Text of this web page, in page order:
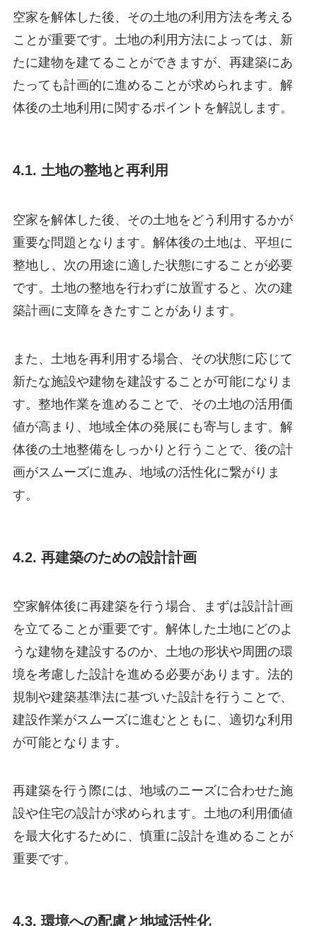
空家を解体した後、その土地の利用方法を考える
ことが重要です。土地の利用方法によっては、新
たに建物を建てることができますが、再建築にあ
たっても計画的に進めることが求められます。解
体後の土地利用に関するポイントを解説します。
4.1. 土地の整地と再利用
空家を解体した後、その土地をどう利用するかが
重要な問題となります。解体後の土地は、平坦に
整地し、次の用途に適した状態にすることが必要
です。土地の整地を行わずに放置すると、次の建
築計画に支障をきたすことがあります。
また、土地を再利用する場合、その状態に応じて
新たな施設や建物を建設することが可能になりま
す。整地作業を進めることで、その土地の活用価
値が高まり、地域全体の発展にも寄与します。解
体後の土地整備をしっかりと行うことで、後の計
画がスムーズに進み、地域の活性化に繋がりま
す。
4.2. 再建築のための設計計画
空家解体後に再建築を行う場合、まずは設計計画
を立てることが重要です。解体した土地にどのよ
うな建物を建設するのか、土地の形状や周囲の環
境を考慮した設計を進める必要があります。法的
規制や建築基準法に基づいた設計を行うことで、
建設作業がスムーズに進むとともに、適切な利用
が可能となります。
再建築を行う際には、地域のニーズに合わせた施
設や住宅の設計が求められます。土地の利用価値
を最大化するために、慎重に設計を進めることが
重要です。
4.3. 環境への配慮と地域活性化